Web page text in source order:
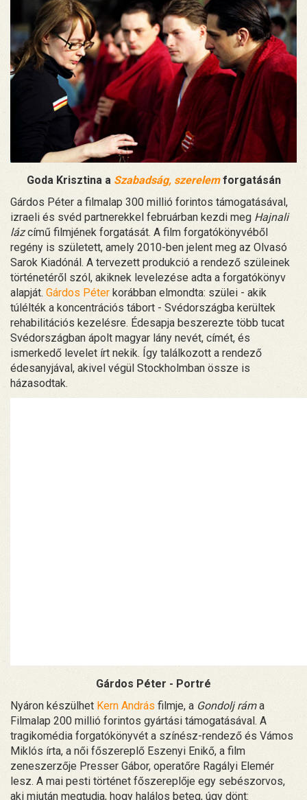
Goda Krisztina a Szabadság, szerelemforgatásán
Gárdos Péter a filmalap 300 millió forintos támogatásával,
izraeli és svéd partnerekkel februárban kezdi meg Hajnali
lázcímű filmjének forgatását. A film forgatókönyvéből
regény is született, amely 2010-ben jelent meg az Olvasó
Sarok Kiadónál. A tervezett produkció a rendező szüleinek
történetéről szól, akiknek levelezése adta a forgatókönyv
alapját. Gárdos Péter korábban elmondta: szülei - akik
túlélték a koncentrációs tábort - Svédországba kerültek
rehabilitációs kezelésre. Édesapja beszerezte több tucat
Svédországban ápolt magyar lány nevét, címét, és
ismerkedő levelet írt nekik. Így találkozott a rendező
édesanyjával, akivel végül Stockholmban össze is
házasodtak.
Gárdos Péter - Portré
Nyáron készülhet Kern András filmje, a Gondolj ráma
Filmalap 200 millió forintos gyártási támogatásával. A
tragikomédia forgatókönyvét a színész-rendező és Vámos
Miklós írta, a női főszereplő Eszenyi Enikő, a film
zeneszerzője Presser Gábor, operatőre Ragályi Elemér
lesz. A mai pesti történet főszereplője egy sebészorvos,
aki miután megtudja, hogy halálos beteg, úgy dönt: